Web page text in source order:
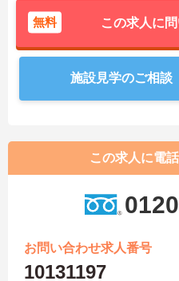
無料 この求人に
施設見学のご相談
この求人に電
お問い合わせ求人番号
10131197